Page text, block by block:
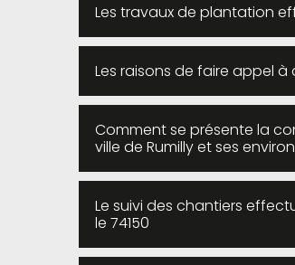
Les travaux de plantation
Les raisons de faire appel
Comment se présente la
ville de Rumilly et ses
Le suivi des chantiers
le 74150